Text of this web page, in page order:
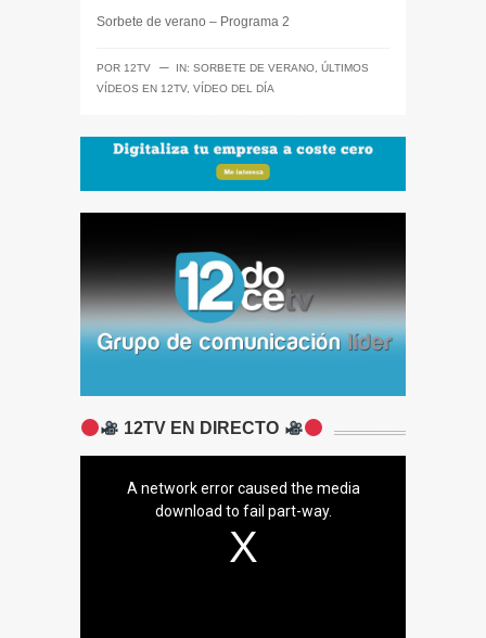
Sorbete de verano – Programa 2
POR 12TV ─ IN: SORBETE DE VERANO, ÚLTIMOS
VÍDEOS EN 12TV, VÍDEO DEL DÍA
12TV EN DIRECTO
A network error caused the media
download to fail part-way.